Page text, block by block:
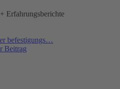
Erfahrungsberichte
befestigungs…
Beitrag